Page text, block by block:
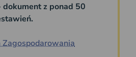
z ponad 50